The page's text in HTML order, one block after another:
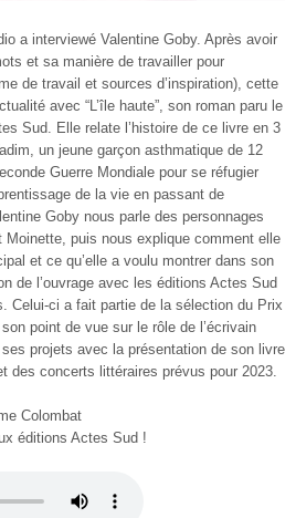
a interviewé Valentine Goby. Après avoir
et sa manière de travailler pour
de travail et sources d’inspiration), cette
avec “L’île haute”, son roman paru le
Sud. Elle relate l’histoire de ce livre en 3
un jeune garçon asthmatique de 12
Guerre Mondiale pour se réfugier
de la vie en passant de
Goby nous parle des personnages
puis nous explique comment elle
et ce qu’elle a voulu montrer dans son
de l’ouvrage avec les éditions Actes Sud
Celui-ci a fait partie de la sélection du Prix
point de vue sur le rôle de l’écrivain
projets avec la présentation de son livre
des concerts littéraires prévus pour 2023.
Colombat
éditions Actes Sud !